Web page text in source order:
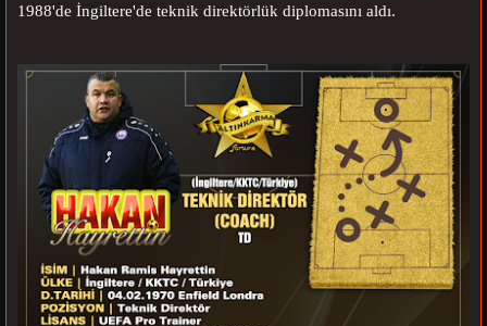
1988'de İngiltere'de teknik direktörlük diplomasını aldı.